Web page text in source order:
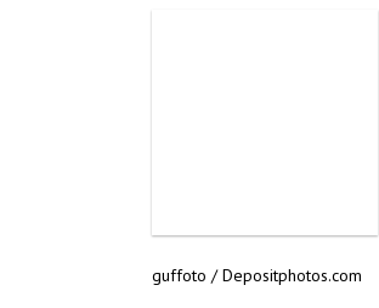
guffoto / Depositphotos.com